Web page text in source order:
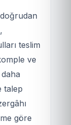
teslim
ve
talep
göre